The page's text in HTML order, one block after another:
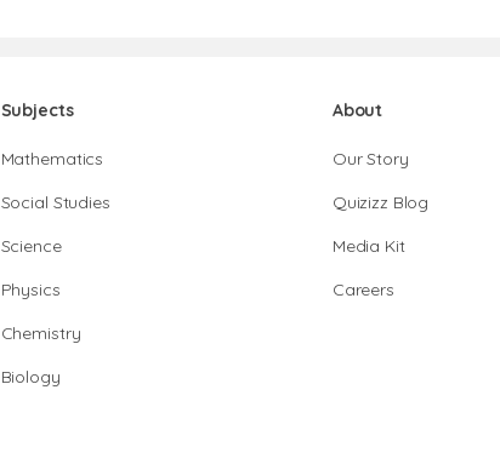
Subjects
Mathematics
Social Studies
Science
Physics
Chemistry
Biology
About
Our Story
Quizizz Blog
Media Kit
Careers